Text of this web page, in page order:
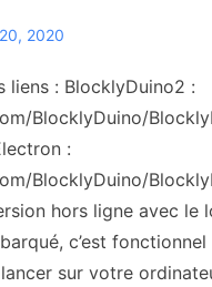
2020
liens : BlocklyDuino2 :
BlocklyDuino/
:
BlocklyDuino/
hors ligne avec le
c’est fonctionnel
sur votre